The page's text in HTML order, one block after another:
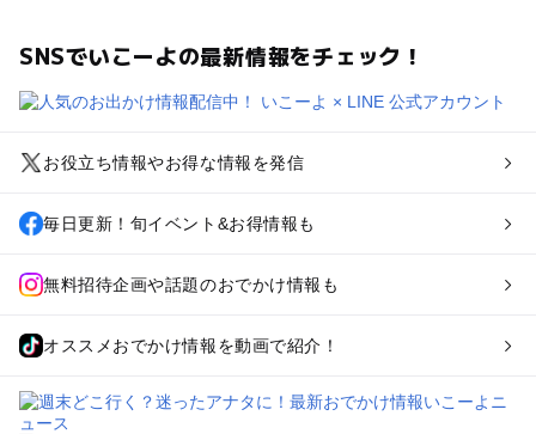
SNSでいこーよの最新情報をチェック！
お役立ち情報やお得な情報を発信
毎日更新！旬イベント&お得情報も
無料招待企画や話題のおでかけ情報も
オススメおでかけ情報を動画で紹介！